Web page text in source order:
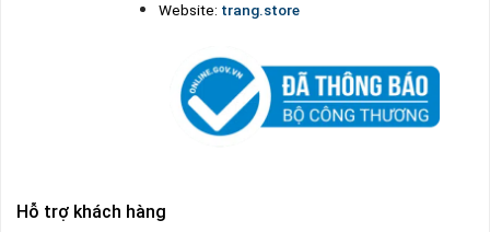
Website: trang.store
Hỗ trợ khách hàng